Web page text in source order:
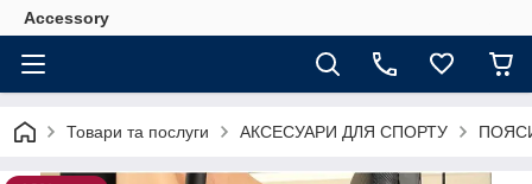
Accessory
Товари та послуги АКСЕСУАРИ ДЛЯ СПОРТУ